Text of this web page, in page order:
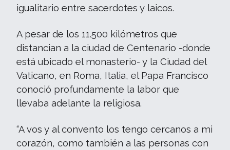
igualitario entre sacerdotes y laicos.
A pesar de los 11.500 kilómetros que
distancian a la ciudad de Centenario -donde
está ubicado el monasterio- y la Ciudad del
Vaticano, en Roma, Italia, el Papa Francisco
conoció profundamente la labor que
llevaba adelante la religiosa.
“A vos y al convento los tengo cercanos a mi
corazón, como también a las personas con